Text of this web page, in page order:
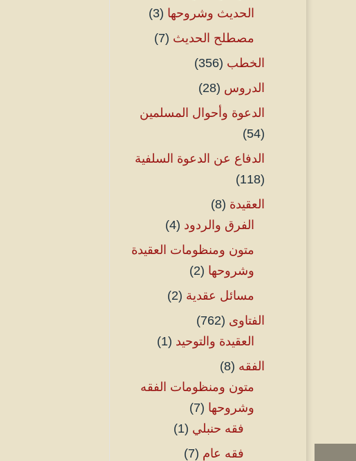
الحديث وشروحها (3)
مصطلح الحديث (7)
الخطب (356)
الدروس (28)
الدعوة وأحوال المسلمين
(54)
الدفاع عن الدعوة السلفية
(118)
العقيدة (8)
الفرق والردود (4)
متون ومنظومات العقيدة
وشروحها (2)
مسائل عقدية (2)
الفتاوى (762)
العقيدة والتوحيد (1)
الفقه (8)
متون ومنظومات الفقه
وشروحها (7)
فقه حنبلي (1)
فقه عام (7)